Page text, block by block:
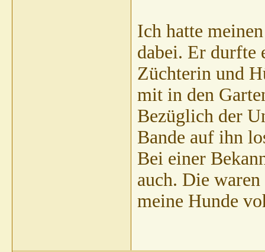
Ich hatte
dabei. Er durfte
Züchterin und
mit in den
Bezüglich der
Bande auf ihn
Bei einer
auch. Die
meine Hunde